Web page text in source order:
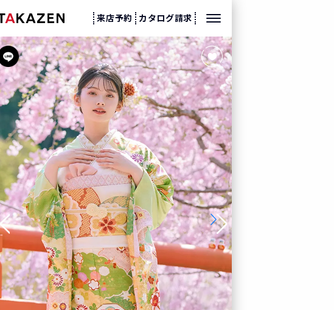
来店予約 カタログ請求